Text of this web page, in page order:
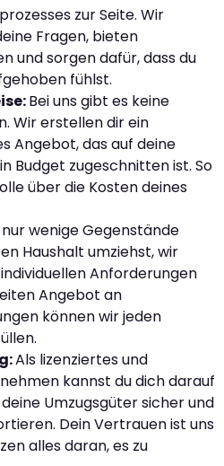
zur Seite. Wir
Fragen, bieten
und sorgen dafür, dass du
fühlst.
Bei uns gibt es keine
Wir erstellen dir ein
Angebot, das auf deine
Budget zugeschnitten ist. So
über die Kosten deines
wenige Gegenstände
Haushalt umziehst, wir
Anforderungen
Angebot an
können wir jeden
Als lizenziertes und
kannst du dich darauf
Umzugsgüter sicher und
Dein Vertrauen ist uns
alles daran, es zu